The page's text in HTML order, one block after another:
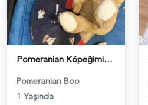
Pomeranian Köpeğimiz için Eş arıyoruz - 118984274
Pomeranian Boo
1 Yaşında